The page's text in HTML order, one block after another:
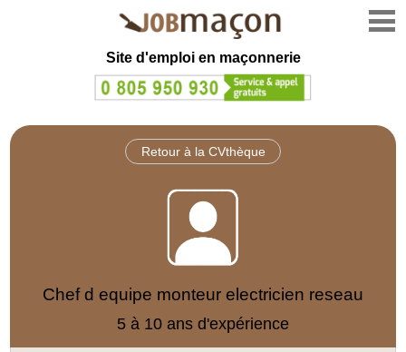
Site d'emploi en maçonnerie
Retour à la CVthèque
Chef d equipe monteur electricien reseau
5 à 10 ans d'expérience